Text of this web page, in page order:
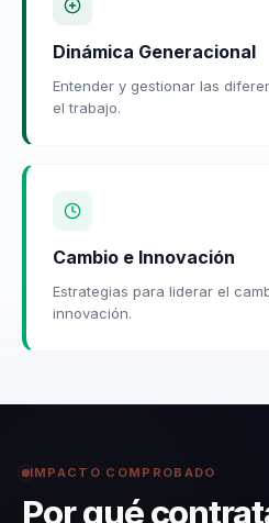
Dinámica Generacional
Entender y gestionar las
el trabajo.
Cambio e Innovación
Estrategias para liderar el
innovación.
IMPACTO COMPROBADO
Por qué